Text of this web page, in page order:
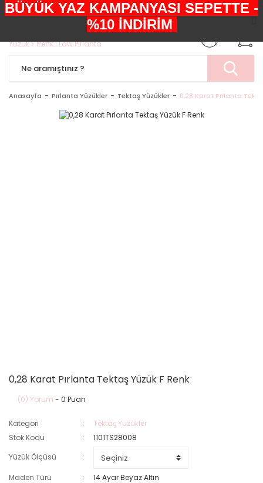
+90552 303 05 29
Anasayfa Pırlanta Yüzükler Tektaş Yüzükler 0,28 Karat Pırlanta
0,28 Karat Pırlanta Tektaş Yüzük F Renk
(0) Yorum - 0 Puan
Kategori
Tektaş Yüzükler
Stok Kodu
1101TS28008
Yüzük Ölçüsü
Maden Türü
14 Ayar Beyaz Altın
BÜYÜK YAZ KAMPANYASI SEPETTE -
%10 İNDİRİM